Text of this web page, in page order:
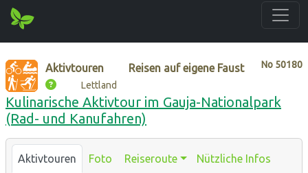
No 50180
Aktivtouren Reisen auf eigene Faust
Lettland
Kulinarische Aktivtour im Gauja-Nationalpark
(Rad- und Kanufahren)
Aktivtouren Foto Reiseroute Nützliche Infos